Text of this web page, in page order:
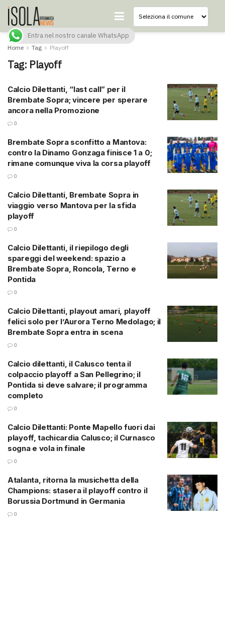
Home Tag Playoff
Tag: Playoff
Calcio Dilettanti, “last call” per il
Brembate Sopra; vincere per sperare
ancora nella Promozione
0
Brembate Sopra sconfitto a Mantova:
contro la Dinamo Gonzaga finisce 1 a 0;
rimane comunque viva la corsa playoff
0
Calcio Dilettanti, Brembate Sopra in
viaggio verso Mantova per la sfida
playoff
0
Calcio Dilettanti, il riepilogo degli
spareggi del weekend: spazio a
Brembate Sopra, Roncola, Terno e
Pontida
0
Calcio Dilettanti, playout amari, playoff
felici solo per l’Aurora Terno Medolago; il
Brembate Sopra entra in scena
0
Calcio dilettanti, il Calusco tenta il
colpaccio playoff a San Pellegrino; il
Pontida si deve salvare; il programma
completo
0
Calcio Dilettanti: Ponte Mapello fuori dai
playoff, tachicardia Calusco; il Curnasco
sogna e vola in finale
0
Atalanta, ritorna la musichetta della
Champions: stasera il playoff contro il
Borussia Dortmund in Germania
0
Entra nel nostro canale WhatsApp